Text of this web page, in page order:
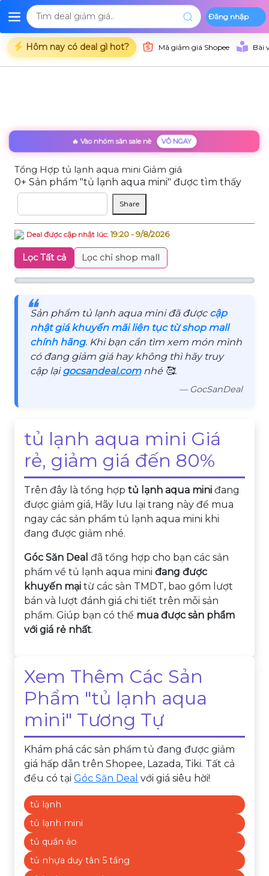
Đăng nhập
Hôm nay có deal gì hot? Mã giảm giá Shopee Bài
Trang chủ Deal Shopee Deal Lazada Deal Tiki Danh mục
🔥 Vào nhóm săn sale nè VÔ NGAY
Tổng Hợp tủ lạnh aqua mini Giảm giá
0+ Sản phẩm "tủ lạnh aqua mini" được tìm thấy
Share
Deal được cập nhật lúc:19:20 - 9/8/2026
Lọc Tất cả Lọc chỉ shop mall
❝
Sản phẩm tủ lạnh aqua mini đã được cập
nhật giá khuyến mãi liên tục từ shop mall
chính hãng. Khi bạn cần tìm xem món mình
có đang giảm giá hay không thì hãy truy
cập lạigocsandeal.comnhé 🥰.
— GocSanDeal
tủ lạnh aqua mini Giá
rẻ, giảm giá đến 80%
Trên đây là tổng hợptủ lạnh aqua mini đang
được giảm giá, Hãy lưu lại trang này để mua
ngay các sản phẩm tủ lạnh aqua mini khi
đang được giảm nhé.
Góc Săn Deal đã tổng hợp cho bạn các sản
phẩm về tủ lạnh aqua miniđang được
khuyến mại từ các sàn TMDT, bao gồm lượt
bán và lượt đánh giá chi tiết trên mỗi sản
phẩm. Giúp bạn có thể mua được sản phẩm
với giá rẻ nhất.
Xem Thêm Các Sản
Phẩm "tủ lạnh aqua
mini" Tương Tự
Khám phá các sản phẩm tủ đang được giảm
giá hấp dẫn trên Shopee, Lazada, Tiki. Tất cả
đều có tạiGóc Săn Deal với giá siêu hời!
tủ lạnh
tủ lạnh mini
tủ quần áo
tủ nhựa duy tân 5 tầng